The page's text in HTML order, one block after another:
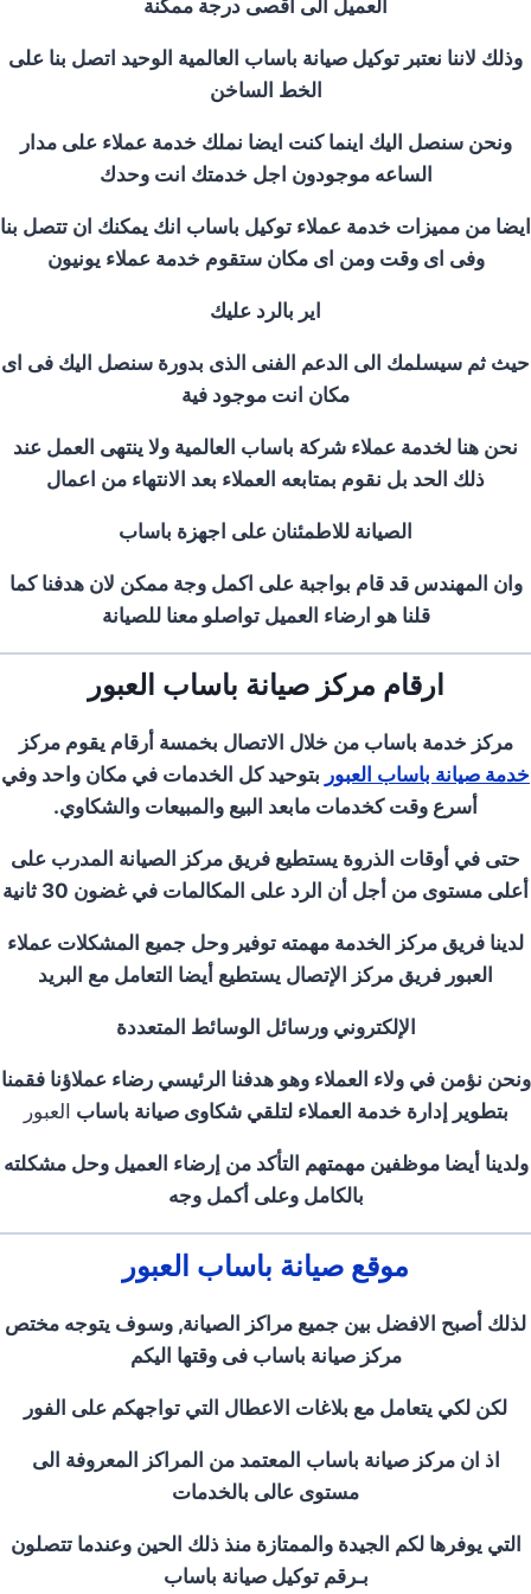
العميل الى اقصى درجة ممكنة
وذلك لاننا نعتبر توكيل صيانة باساب العالمية الوحيد اتصل بنا على
الخط الساخن
ونحن سنصل اليك اينما كنت ايضا نملك خدمة عملاء على مدار
الساعه موجودون اجل خدمتك انت وحدك
ايضا من مميزات خدمة عملاء توكيل باساب انك يمكنك ان تتصل بنا
وفى اى وقت ومن اى مكان ستقوم خدمة عملاء يونيون
اير بالرد عليك
حيث ثم سيسلمك الى الدعم الفنى الذى بدورة سنصل اليك فى اى
مكان انت موجود فية
نحن هنا لخدمة عملاء شركة باساب العالمية ولا ينتهى العمل عند
ذلك الحد بل نقوم بمتابعه العملاء بعد الانتهاء من اعمال
الصيانة للاطمئنان على اجهزة باساب
وان المهندس قد قام بواجبة على اكمل وجة ممكن لان هدفنا كما
قلنا هو ارضاء العميل تواصلو معنا للصيانة
ارقام مركز صيانة باساب العبور
مركز خدمة باساب من خلال الاتصال بخمسة أرقام يقوم مركز
خدمة صيانة باساب العبور بتوحيد كل الخدمات في مكان واحد وفي
أسرع وقت كخدمات مابعد البيع والمبيعات والشكاوي.
حتى في أوقات الذروة يستطيع فريق مركز الصيانة المدرب على
أعلى مستوى من أجل أن الرد على المكالمات في غضون 30 ثانية
لدينا فريق مركز الخدمة مهمته توفير وحل جميع المشكلات عملاء
العبور فريق مركز الإتصال يستطيع أيضا التعامل مع البريد
الإلكتروني ورسائل الوسائط المتعددة
ونحن نؤمن في ولاء العملاء وهو هدفنا الرئيسي رضاء عملاؤنا فقمنا
بتطوير إدارة خدمة العملاء لتلقي شكاوى صيانة باساب العبور
ولدينا أيضا موظفين مهمتهم التأكد من إرضاء العميل وحل مشكلته
بالكامل وعلى أكمل وجه
موقع صيانة باساب العبور
لذلك أصبح الافضل بين جميع مراكز الصيانة, وسوف يتوجه مختص
مركز صيانة باساب فى وقتها اليكم
لكن لكي يتعامل مع بلاغات الاعطال التي تواجهكم على الفور
اذ ان مركز صيانة باساب المعتمد من المراكز المعروفة الى
مستوى عالى بالخدمات
التي يوفرها لكم الجيدة والممتازة منذ ذلك الحين وعندما تتصلون
بـرقم توكيل صيانة باساب